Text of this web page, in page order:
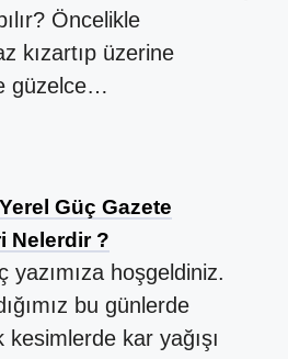
Öncelikle
kızartıp üzerine
güzelce…
Güç Gazete
Nelerdir ?
yazımıza hoşgeldiniz.
bu günlerde
kesimlerde kar yağışı